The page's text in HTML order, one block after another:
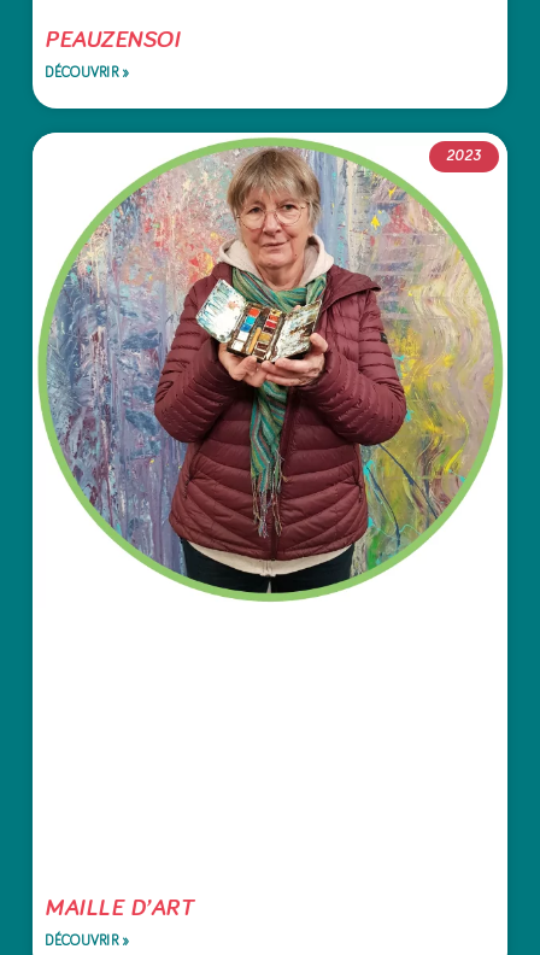
PEAUZENSOI
DÉCOUVRIR »
2023
MAILLE D’ART
DÉCOUVRIR »